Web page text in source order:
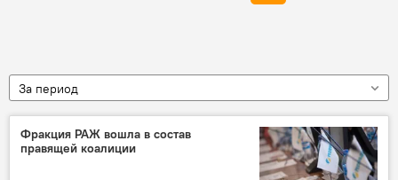
За период
Фракция РАЖ вошла в состав
правящей коалиции